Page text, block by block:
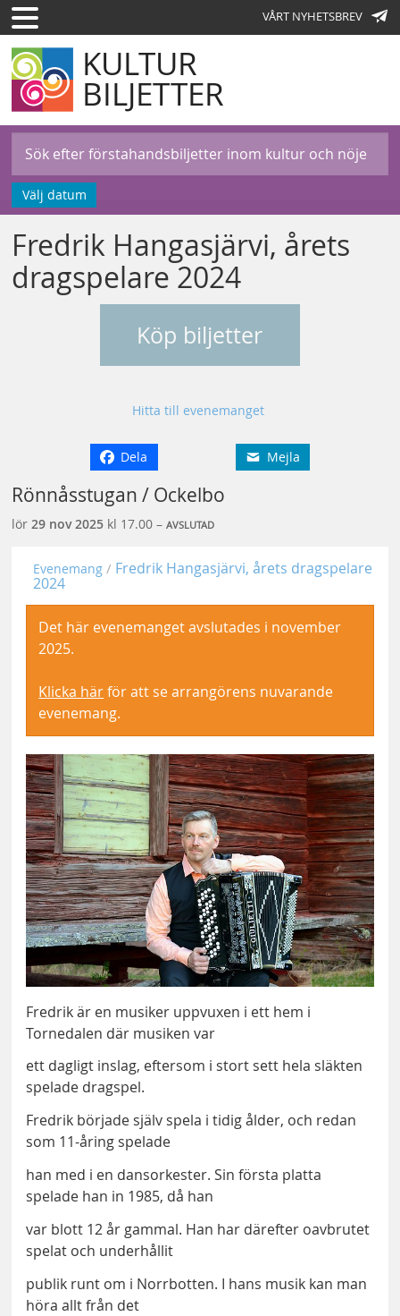
VÅRT NYHETSBREV
KULTUR
BILJETTER
Välj datum
Fredrik Hangasjärvi, årets
dragspelare 2024
Köp biljetter
Hitta till evenemanget
Dela Mejla
Rönnåsstugan / Ockelbo
lör 29 nov 2025kl 17.00 – AVSLUTAD
Evenemang Fredrik Hangasjärvi, årets dragspelare
2024
Det här evenemanget avslutades i november
2025.
Klicka härför att se arrangörens nuvarande
evenemang.
Fredrik är en musiker uppvuxen i ett hem i
Tornedalen där musiken var
ett dagligt inslag, eftersom i stort sett hela släkten
spelade dragspel.
Fredrik började själv spela i tidig ålder, och redan
som 11-åring spelade
han med i en dansorkester. Sin första platta
spelade han in 1985, då han
var blott 12 år gammal. Han har därefter oavbrutet
spelat och underhållit
publik runt om i Norrbotten. I hans musik kan man
höra allt från det